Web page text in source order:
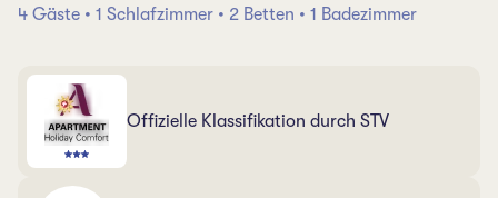
4 Gäste • 1 Schlafzimmer • 2 Betten • 1 Badezimmer
Offizielle Klassifikation durch STV